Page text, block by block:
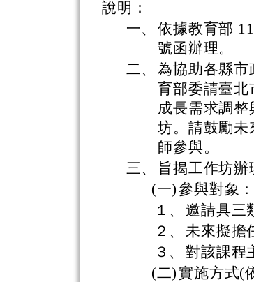
說明：
一、 依據教育部
號函辦理。
二、 為協助各縣市
育部委請臺北
成長需求調
坊。請鼓勵未
師參與。
三、
旨揭工作坊辦
(一)參與對象：
１、 邀請具三
２、 未來擬擔
３、 對該課程
(二)實施方式(